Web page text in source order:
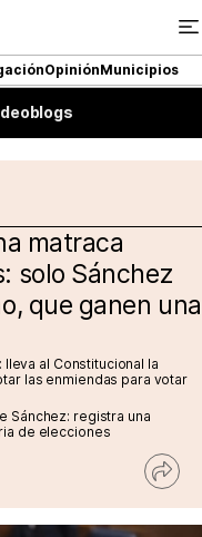
OpiniónMunicipios
matraca
solo Sánchez
que ganen una
al Constitucional la
las enmiendas para votar
Sánchez: registra una
de elecciones
Ver